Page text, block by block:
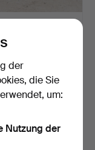
Grythyt…
Apr 2026
der
die Sie
um:
Nutzung der